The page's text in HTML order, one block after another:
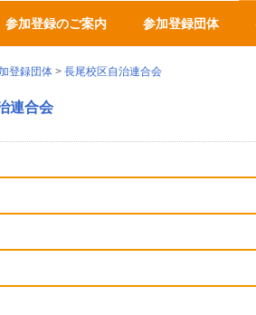
参加登録のご案内 参加登録団体
登録団体 > 長尾校区自治連合会
連合会